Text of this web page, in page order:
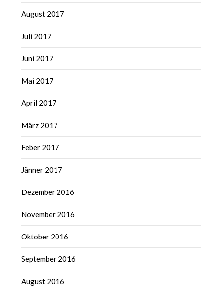
August 2017
Juli 2017
Juni 2017
Mai 2017
April 2017
März 2017
Feber 2017
Jänner 2017
Dezember 2016
November 2016
Oktober 2016
September 2016
August 2016